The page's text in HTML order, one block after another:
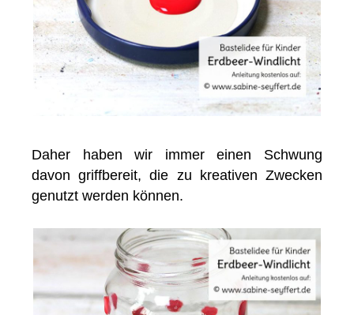
Daher haben wir immer einen Schwung
davon griffbereit, die zu kreativen Zwecken
genutzt werden können.